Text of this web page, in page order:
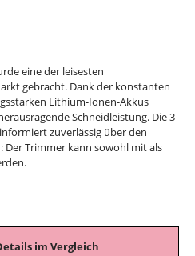
eine der leisesten
gebracht. Dank der konstanten
Lithium-Ionen-Akkus
Schneidleistung. Die 3-
zuverlässig über den
Der Trimmer kann sowohl mit als
im Vergleich